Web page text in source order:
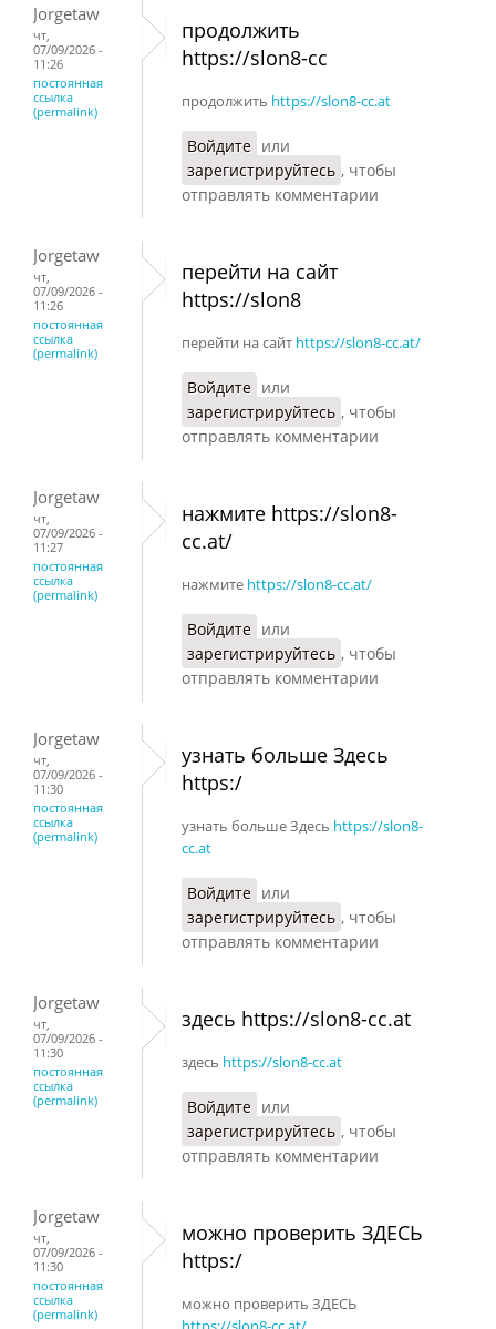
Jorgetaw
чт,
07/09/2026 -
11:26
постоянная
ссылка
(permalink)
продолжить
https://slon8-cc
продолжить https://slon8-cc.at
Войдите или
зарегистрируйтесь , чтобы
отправлять комментарии
Jorgetaw
чт,
07/09/2026 -
11:26
постоянная
ссылка
(permalink)
перейти на сайт
https://slon8
перейти на сайт https://slon8-cc.at/
Войдите или
зарегистрируйтесь , чтобы
отправлять комментарии
Jorgetaw
чт,
07/09/2026 -
11:27
постоянная
ссылка
(permalink)
нажмите https://slon8-
cc.at/
нажмите https://slon8-cc.at/
Войдите или
зарегистрируйтесь , чтобы
отправлять комментарии
Jorgetaw
чт,
07/09/2026 -
11:30
постоянная
ссылка
(permalink)
узнать больше Здесь
https:/
узнать больше Здесь https://slon8-
cc.at
Войдите или
зарегистрируйтесь , чтобы
отправлять комментарии
Jorgetaw
чт,
07/09/2026 -
11:30
постоянная
ссылка
(permalink)
здесь https://slon8-cc.at
здесь https://slon8-cc.at
Войдите или
зарегистрируйтесь , чтобы
отправлять комментарии
Jorgetaw
чт,
07/09/2026 -
11:30
постоянная
ссылка
(permalink)
можно проверить ЗДЕСЬ
https:/
можно проверить ЗДЕСЬ